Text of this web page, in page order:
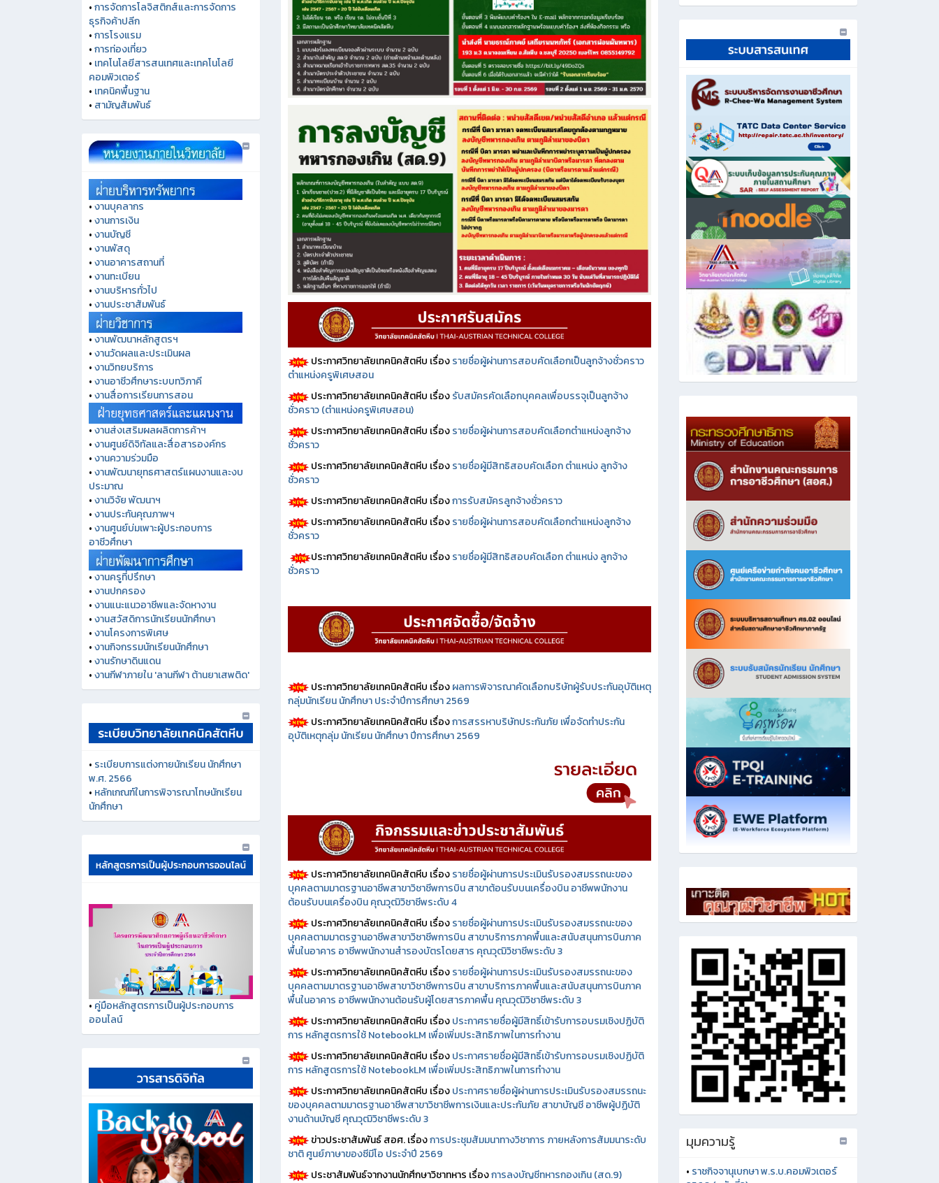
•การจัดการโลจิสติกส์และการจัดการ
ธุรกิจค้าปลีก
•การโรงแรม
•การท่องเที่ยว
• เทคโนโลยีสารสนเทศและเทคโนโลยี
คอมพิวเตอร์
• เทคนิคพื้นฐาน
• สามัญสัมพันธ์
•งานบุคลากร
•งานการเงิน
•งานบัญชี
•งานพัสดุ
•งานอาคารสถานที่
•งานทะเบียน
•งานบริหารทั่วไป
•งานประชาสัมพันธ์
•งานพัฒนาหลักสูตรฯ
•งานวัดผลและประเมินผล
•งานวิทยบริการ
•งานอาชีวศึกษาระบบทวิภาคี
•งานสื่อการเรียนการสอน
•งานส่งเสริมผลผลิตการค้าฯ
•งานศูนย์ดิจิทัลและสื่อสารองค์กร
•งานความร่วมมือ
•งานพัฒนายุทธศาสตร์แผนงานและงบ
ประมาณ
•งานวิจัย พัฒนาฯ
•งานประกันคุณภาพฯ
•งานศูนย์บ่มเพาะผู้ประกอบการ
อาชีวศึกษา
•งานครูที่ปรึกษา
•งานปกครอง
•งานแนะแนวอาชีพและจัดหางาน
•งานสวัสดิการนักเรียนนักศึกษา
•งานโครงการพิเศษ
•งานกิจกรรมนักเรียนนักศึกษา
•งานรักษาดินแดน
•งานกีฬาภายใน 'ลานกีฬา ต้านยาเสพติด'
• ระเบียบการแต่งกายนักเรียน นักศึกษา
พ.ศ. 2566
• หลักเกณฑ์ในการพิจารณาโทษนักเรียน
นักศึกษา
• คู่มือหลักสูตรการเป็นผู้ประกอบการ
ออนไลน์
ประกาศวิทยาลัยเทคนิคสัตหีบ เรื่องรายชื่อผู้ผ่านการสอบคัดเลือกเป็นลูกจ้างชั่วคราว
ตำแหน่งครูพิเศษสอน
ประกาศวิทยาลัยเทคนิคสัตหีบ เรื่องรับสมัครคัดเลือกบุคคลเพื่อบรรจุเป็นลูกจ้าง
ชั่วคราว (ตำแหน่งครูพิเศษสอน)
ประกาศวิทยาลัยเทคนิคสัตหีบ เรื่องรายชื่อผู้ผ่านการสอบคัดเลือกตำแหน่งลูกจ้าง
ชั่วคราว
ประกาศวิทยาลัยเทคนิคสัตหีบ เรื่องรายชื่อผู้มีสิทธิสอบคัดเลือก ตำแหน่ง ลูกจ้าง
ชั่วคราว
ประกาศวิทยาลัยเทคนิคสัตหีบ เรื่องการรับสมัครลูกจ้างชั่วคราว
ประกาศวิทยาลัยเทคนิคสัตหีบ เรื่องรายชื่อผู้ผ่านการสอบคัดเลือกตำแหน่งลูกจ้าง
ชั่วคราว
ประกาศวิทยาลัยเทคนิคสัตหีบ เรื่องรายชื่อผู้มีสิทธิสอบคัดเลือก ตำแหน่ง ลูกจ้าง
ชั่วคราว
ประกาศวิทยาลัยเทคนิคสัตหีบ เรื่องผลการพิจารณาคัดเลือกบริษัทผู้รับประกันอุบัติเหตุ
กลุ่มนักเรียน นักศึกษา ประจำปีการศึกษา 2569
ประกาศวิทยาลัยเทคนิคสัตหีบ เรื่องการสรรหาบริษัทประกันภัย เพื่อจัดทำประกัน
อุบัติเหตุกลุ่ม นักเรียน นักศึกษา ปีการศึกษา 2569
ประกาศวิทยาลัยเทคนิคสัตหีบ เรื่องรายชื่อผู้ผ่านการประเมินรับรองสมรรถนะของ
บุคคลตามมาตรฐานอาชีพสาขาวิชาชีพการบิน สาขาต้อนรับบนเครื่องบิน อาชีพพนักงาน
ต้อนรับบนเครื่องบิน คุณวุฒิวิชาชีพระดับ 4
ประกาศวิทยาลัยเทคนิคสัตหีบ เรื่องรายชื่อผู้ผ่านการประเมินรับรองสมรรถนะของ
บุคคลตามมาตรฐานอาชีพสาขาวิชาชีพการบิน สาขาบริการภาคพื้นและสนับสนุนการบินภาค
พื้นในอาคาร อาชีพพนักงานสำรองบัตรโดยสาร คุณวุฒิวิชาชีพระดับ 3
ประกาศวิทยาลัยเทคนิคสัตหีบ เรื่องรายชื่อผู้ผ่านการประเมินรับรองสมรรถนะของ
บุคคลตามมาตรฐานอาชีพสาขาวิชาชีพการบิน สาขาบริการภาคพื้นและสนับสนุนการบินภาค
พื้นในอาคาร อาชีพพนักงานต้อนรับผู้โดยสารภาคพื้น คุณวุฒิวิชาชีพระดับ 3
ประกาศวิทยาลัยเทคนิคสัตหีบ เรื่องประกาศรายชื่อผู้มีสิทธิ์เข้ารับการอบรมเชิงปฏิบัติ
การ หลักสูตรการใช้ NotebookLM เพื่อเพิ่มประสิทธิภาพในการทำงาน
ประกาศวิทยาลัยเทคนิคสัตหีบ เรื่องประกาศรายชื่อผู้มีสิทธิ์เข้ารับการอบรมเชิงปฏิบัติ
การ หลักสูตรการใช้ NotebookLM เพื่อเพิ่มประสิทธิภาพในการทำงาน
ประกาศวิทยาลัยเทคนิคสัตหีบ เรื่องประกาศรายชื่อผู้ผ่านการประเมินรับรองสมรรถนะ
ของบุคคลตามมาตรฐานอาชีพสาขาวิชาชีพการเงินและประกันภัย สาขาบัญชี อาชีพผู้ปฏิบัติ
งานด้านบัญชี คุณวุฒิวิชาชีพระดับ 3
ข่าวประชาสัมพันธ์ สอศ.เรื่องการประชุมสัมมนาทางวิชาการ ภายหลังการสัมมนาระดับ
ชาติ ศูนย์ภาษาของซีมีโอ ประจำปี 2569
ประชาสัมพันธ์จากงานนักศึกษาวิชาทหาร เรื่องการลงบัญชีทหารกองเกิน (สด.9)
มุมความรู้
• ราชกิจจานุเบกษา พ.ร.บ.คอมพิวเตอร์